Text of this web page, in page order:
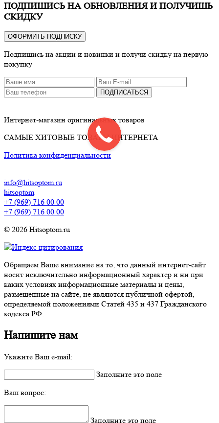
ПОДПИШИСЬ НА ОБНОВЛЕНИЯ И ПОЛУЧИШЬ
СКИДКУ
ОФОРМИТЬ ПОДПИСКУ
Подпишись на акции и новинки и получи скидку на первую
покупку
ПОДПИСАТЬСЯ
Интернет-магазин оригинальных товаров
САМЫЕ ХИТОВЫЕ ТОВАРЫ ИНТЕРНЕТА
Политика конфиденциальности
info@hitsoptom.ru
hitsoptom
+7 (969) 716 00 00
+7 (969) 716 00 00
© 2026 Hitsoptom.ru
Обращаем Ваше внимание на то, что данный интернет-сайт
носит исключительно информационный характер и ни при
каких условиях информационные материалы и цены,
размещенные на сайте, не являются публичной офертой,
определяемой положениями Статей 435 и 437 Гражданского
кодекса РФ.
Напишите нам
Укажите Ваш e-mail:
Заполните это поле
Ваш вопрос:
Заполните это поле